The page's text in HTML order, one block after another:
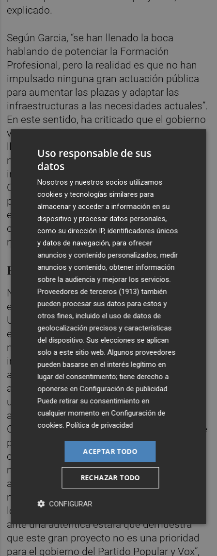
explicado.
Según Garcia, “se han llenado la boca
hablando de potenciar la Formación
Profesional, pero la realidad es que no han
impulsado ninguna gran actuación pública
para aumentar las plazas y adaptar las
infraestructuras a las necesidades actuales”.
En este sentido, ha criticado que el gobierno
valenciano “parece más preocupado por
llegar a las próximas elecciones con una
maqueta bajo el brazo que por ejecutar las
inversiones que necesita la ciudad”.
Compromís también ha denunciado la
paralización de otras infraestructuras
educativas estratégicas, como los
conservatorios, de los que “no hay noticias,
ni calendario ni compromisos claros”.
El Hospital General de Castelló
No obstante, Garcia ha centrado sus críticas
en la situación del nuevo Hospital General
Universitario de Castellón. “Lo más
escandaloso es lo que está pasando con el
nuevo Hospital General. Necesitamos una
infraestructura moderna, ambiciosa y
adaptada a las necesidades asistenciales
actuales. Pero lo que nos encontramos es
una reducción drástica de las inversiones
anunciadas”, ha denunciado. El portavoz de
Compromís ha recordado que el proyecto se
presentó inicialmente con una inversión
cercana a los 600 millones de euros,
mientras que ahora la previsión plurianual
anunciada por la Generalitat es de solo 141
millones. “Hablamos de una cuarta parte de
lo que se anunció. Evidentemente, estamos
ante una auténtica estafa que demuestra
que este gran proyecto no es una prioridad
para el gobierno del Partido Popular y Vox”,
Uso responsable de sus
datos
Nosotros y nuestros socios utilizamos
cookies y tecnologías similares para
almacenar y acceder a información en su
dispositivo y procesar datos personales,
como su dirección IP, identificadores únicos
y datos de navegación, para ofrecer
anuncios y contenido personalizados, medir
anuncios y contenido, obtener información
sobre la audiencia y mejorar los servicios.
Proveedores de terceros (1913) también
pueden procesar sus datos para estos y
otros fines, incluido el uso de datos de
geolocalización precisos y características
del dispositivo. Sus elecciones se aplican
solo a este sitio web. Algunos proveedores
pueden basarse en el interés legítimo en
lugar del consentimiento; tiene derecho a
oponerse enConfiguración de publicidad.
Puede retirar su consentimiento en
cualquier momento enConfiguración de
cookies.Política de privacidad
ACEPTAR TODO
RECHAZAR TODO
CONFIGURAR